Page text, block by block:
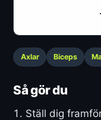
Axlar Biceps
Så gör du
Ställ dig